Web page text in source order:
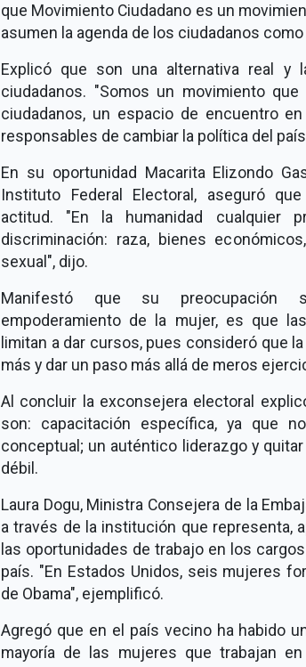
que Movimiento Ciudadano es un
asumen la agenda de los ciudadanos como
Explicó que son una alternativa real y
ciudadanos. "Somos un movimiento
ciudadanos, un espacio de encuentro
responsables de cambiar la política del
En su oportunidad Macarita Elizondo
Instituto Federal Electoral, aseguró
actitud. "En la humanidad cualquier
discriminación: raza, bienes
sexual", dijo.
Manifestó que su preocupación
empoderamiento de la mujer, es que
limitan a dar cursos, pues consideró que
más y dar un paso más allá de meros
Al concluir la exconsejera electoral
son: capacitación específica, ya que
conceptual; un auténtico liderazgo y
débil.
Laura Dogu, Ministra Consejera de la
a través de la institución que representa,
las oportunidades de trabajo en los
país. "En Estados Unidos, seis mujeres
de Obama", ejemplificó.
Agregó que en el país vecino ha habido
mayoría de las mujeres que trabajan